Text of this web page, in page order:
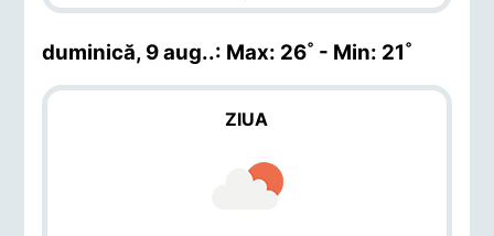
duminică, 9 aug..: Max: 26˚ - Min: 21˚
ZIUA